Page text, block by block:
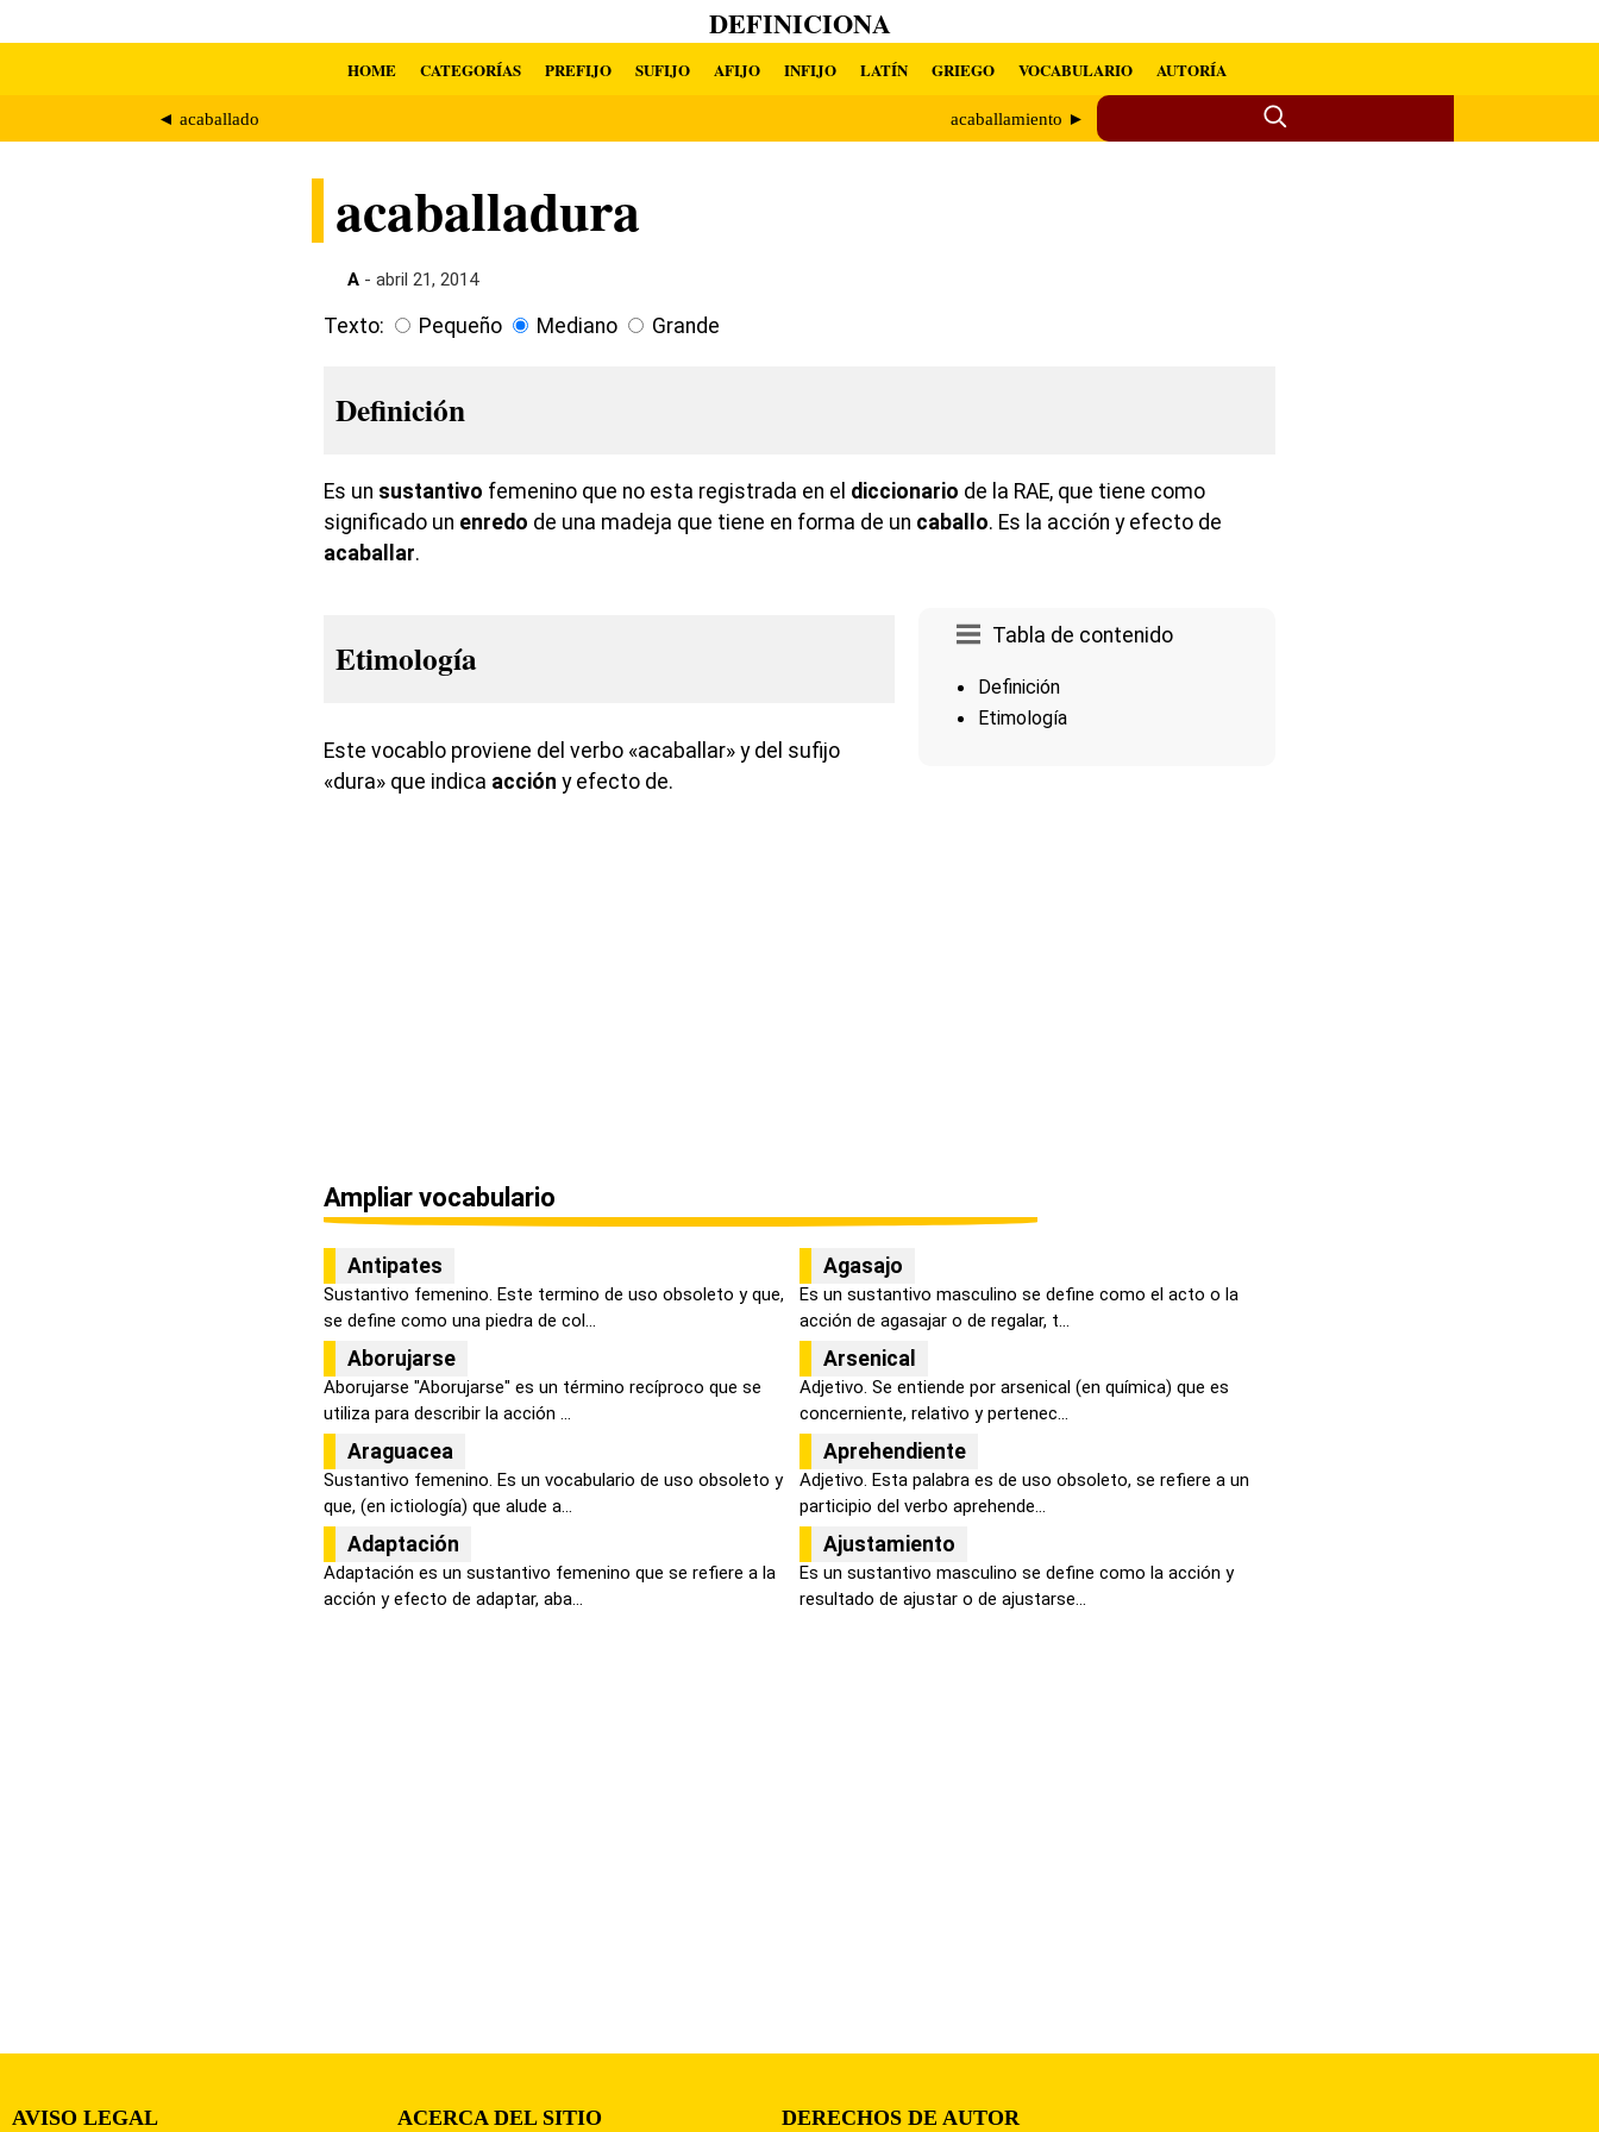
DEFINICIONA
HOME CATEGORÍAS PREFIJO SUFIJO AFIJO INFIJO LATÍN GRIEGO VOCABULARIO AUTORÍA
◄ acaballado acaballamiento ►
acaballadura
A - abril 21, 2014
Texto: Pequeño Mediano Grande
Definición
Es un sustantivo femenino que no esta registrada en el diccionario de la RAE, que tiene como
significado un enredo de una madeja que tiene en forma de un caballo. Es la acción y efecto de
acaballar.
Tabla de contenido
Definición
Etimología
Etimología
Este vocablo proviene del verbo «acaballar» y del sufijo
«dura» que indica acción y efecto de.
Ampliar vocabulario
Antipates
Sustantivo femenino. Este termino de uso obsoleto y que,
se define como una piedra de col...
Agasajo
Es un sustantivo masculino se define como el acto o la
acción de agasajar o de regalar, t...
Aborujarse
Aborujarse "Aborujarse" es un término recíproco que se
utiliza para describir la acción ...
Arsenical
Adjetivo. Se entiende por arsenical (en química) que es
concerniente, relativo y pertenec...
Araguacea
Sustantivo femenino. Es un vocabulario de uso obsoleto y
que, (en ictiología) que alude a...
Aprehendiente
Adjetivo. Esta palabra es de uso obsoleto, se refiere a un
participio del verbo aprehende...
Adaptación
Adaptación es un sustantivo femenino que se refiere a la
acción y efecto de adaptar, aba...
Ajustamiento
Es un sustantivo masculino se define como la acción y
resultado de ajustar o de ajustarse...
AVISO LEGAL ACERCA DEL SITIO DERECHOS DE AUTOR